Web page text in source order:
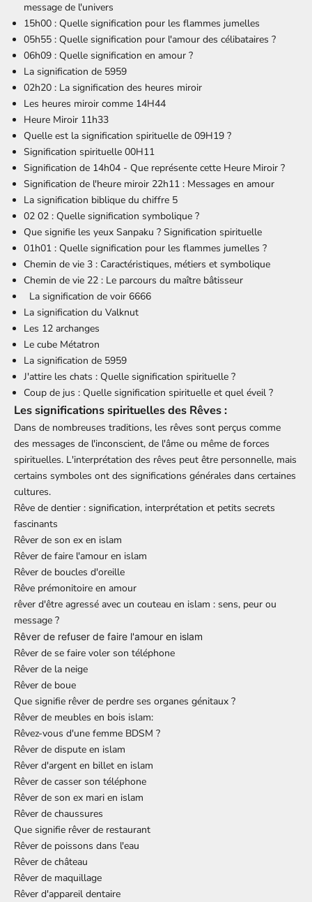
message de l'univers
15h00 : Quelle signification pour les flammes jumelles
05h55 : Quelle signification pour l'amour des célibataires ?
06h09 : Quelle signification en amour ?
La signification de 5959
02h20 : La signification des heures miroir
Les heures miroir comme 14H44
Heure Miroir 11h33
Quelle est la signification spirituelle de 09H19 ?
Signification spirituelle 00H11
Signification de 14h04 - Que représente cette Heure Miroir ?
Signification de l'heure miroir 22h11 : Messages en amour
La signification biblique du chiffre 5
02 02 : Quelle signification symbolique ?
Que signifie les yeux Sanpaku ? Signification spirituelle
01h01 : Quelle signification pour les flammes jumelles ?
Chemin de vie 3 : Caractéristiques, métiers et symbolique
Chemin de vie 22 : Le parcours du maître bâtisseur
La signification de voir 6666
La signification du Valknut
Les 12 archanges
Le cube Métatron
La signification de 5959
J'attire les chats : Quelle signification spirituelle ?
Coup de jus : Quelle signification spirituelle et quel éveil ?
Les significations spirituelles des Rêves :
Dans de nombreuses traditions, les rêves sont perçus comme
des messages de l'inconscient, de l'âme ou même de forces
spirituelles. L'interprétation des rêves peut être personnelle, mais
certains symboles ont des significations générales dans certaines
cultures.
Rêve de dentier : signification, interprétation et petits secrets
fascinants
Rêver de son ex en islam
Rêver de faire l'amour en islam
Rêver de boucles d'oreille
Rêve prémonitoire en amour
rêver d'être agressé avec un couteau en islam : sens, peur ou
message ?
Rêver de refuser de faire l'amour en islam
Rêver de se faire voler son téléphone
Rêver de la neige
Rêver de boue
Que signifie rêver de perdre ses organes génitaux ?
Rêver de meubles en bois islam:
Rêvez-vous d'une femme BDSM ?
Rêver de dispute en islam
Rêver d'argent en billet en islam
Rêver de casser son téléphone
Rêver de son ex mari en islam
Rêver de chaussures
Que signifie rêver de restaurant
Rêver de poissons dans l'eau
Rêver de château
Rêver de maquillage
Rêver d'appareil dentaire